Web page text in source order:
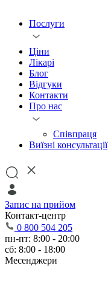
Послуги
Ціни
Лікарі
Блог
Відгуки
Контакти
Про нас
Співпраця
Виїзні консультації
Запис на прийом
Контакт-центр
0 800 504 205
пн-пт: 8:00 - 20:00
сб: 8:00 - 18:00
Месенджери